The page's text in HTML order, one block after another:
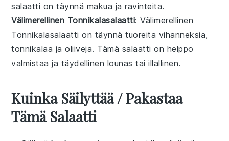
salaatti on täynnä makua ja ravinteita.
Välimerellinen Tonnikalasalaatti: Välimerellinen
Tonnikalasalaatti on täynnätuoreita vihanneksia,
tonnikalaa jaoliiveja. Tämä salaatti on helppo
valmistaa ja täydellinen lounas taiillallinen.
Kuinka Säilyttää / Pakastaa
Tämä Salaatti